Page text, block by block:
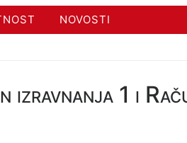
NOVOSTI
izravnanja 1 i